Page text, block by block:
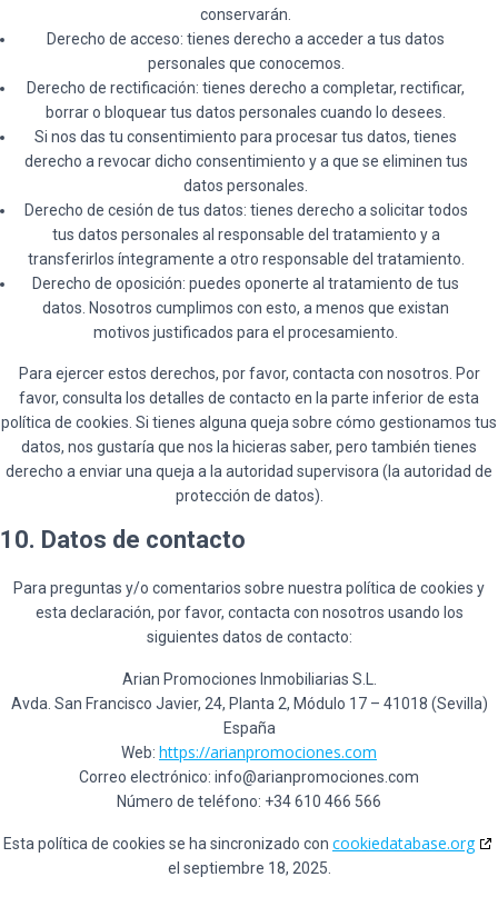
conservarán.
Derecho de acceso: tienes derecho a acceder a tus datos
personales que conocemos.
Derecho de rectificación: tienes derecho a completar, rectificar,
borrar o bloquear tus datos personales cuando lo desees.
Si nos das tu consentimiento para procesar tus datos, tienes
derecho a revocar dicho consentimiento y a que se eliminen tus
datos personales.
Derecho de cesión de tus datos: tienes derecho a solicitar todos
tus datos personales al responsable del tratamiento y a
transferirlos íntegramente a otro responsable del tratamiento.
Derecho de oposición: puedes oponerte al tratamiento de tus
datos. Nosotros cumplimos con esto, a menos que existan
motivos justificados para el procesamiento.
Para ejercer estos derechos, por favor, contacta con nosotros. Por
favor, consulta los detalles de contacto en la parte inferior de esta
política de cookies. Si tienes alguna queja sobre cómo gestionamos tus
datos, nos gustaría que nos la hicieras saber, pero también tienes
derecho a enviar una queja a la autoridad supervisora (la autoridad de
protección de datos).
10. Datos de contacto
Para preguntas y/o comentarios sobre nuestra política de cookies y
esta declaración, por favor, contacta con nosotros usando los
siguientes datos de contacto:
Arian Promociones Inmobiliarias S.L.
Avda. San Francisco Javier, 24, Planta 2, Módulo 17 – 41018 (Sevilla)
España
Web: https://arianpromociones.com
Correo electrónico: info@arianpromociones.com
Número de teléfono: +34 610 466 566
Esta política de cookies se ha sincronizado con cookiedatabase.org
el septiembre 18, 2025.